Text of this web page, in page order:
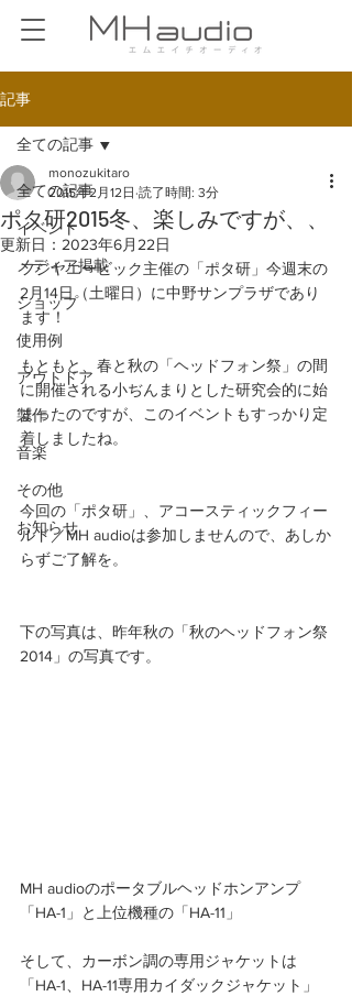
記事
全ての記事
イベント
メディア掲載
ショップ
使用例
アウトドア
製作
音楽
その他
お知らせ
全ての記事
ポタ研2015冬、楽しみですが、、
monozukitaro
2015年2月12日 読了時間: 3分
更新日： 2023年6月22日
フジヤエービック主催の「ポタ研」今週末の
2月14日（土曜日）に中野サンプラザであり
ます！
もともと、春と秋の「ヘッドフォン祭」の間
に開催される小ぢんまりとした研究会的に始
まったのですが、このイベントもすっかり定
着しましたね。
今回の「ポタ研」、アコースティックフィー
ルド／MH audioは参加しませんので、あしか
らずご了解を。
下の写真は、昨年秋の「秋のヘッドフォン祭
2014」の写真です。
MH audioのポータブルヘッドホンアンプ
「HA-1」と上位機種の「HA-11」
そして、カーボン調の専用ジャケットは
「HA-1、HA-11専用カイダックジャケット」